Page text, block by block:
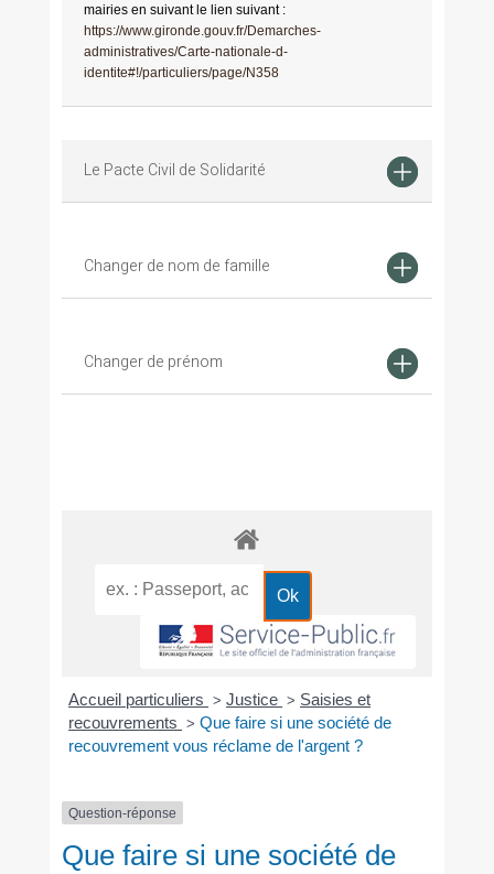
mairies en suivant le lien suivant :
https://www.gironde.gouv.fr/Demarches-
administratives/Carte-nationale-d-
identite#!/particuliers/page/N358
Le Pacte Civil de Solidarité
Changer de nom de famille
Changer de prénom
Accueil particuliers > Justice > Saisies et
recouvrements > Que faire si une société de
recouvrement vous réclame de l'argent ?
Question-réponse
Que faire si une société de